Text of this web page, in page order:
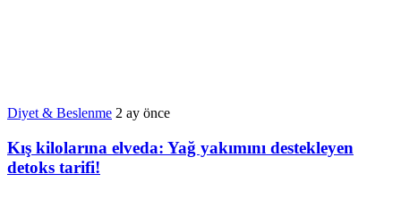
Diyet & Beslenme 2 ay önce
Kış kilolarına elveda: Yağ yakımını destekleyen
detoks tarifi!